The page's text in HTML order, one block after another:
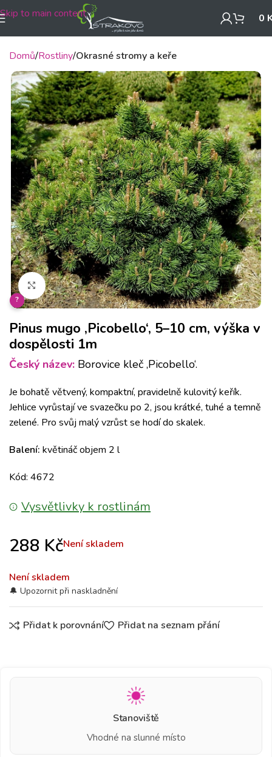
Skip to main content 0
Domů Rostliny Okrasné stromy a keře
Klikněte pro zvětšení
?
Pinus mugo ‚Picobello‘, 5–10 cm, výška v
dospělosti 1m
Český název: Borovice kleč ‚Picobello‘.
Je bohatě větvený, kompaktní, pravidelně kulovitý keřík.
Jehlice vyrůstají ve svazečku po 2, jsou krátké, tuhé a temně
zelené. Pro svůj malý vzrůst se hodí do skalek.
Balení: květináč objem 2 l
Kód: 4672
Vysvětlivky k rostlinám
288 KčNení skladem
Není skladem
Přidat k porovnání Přidat na seznam přání
Stanoviště
Vhodné na slunné místo